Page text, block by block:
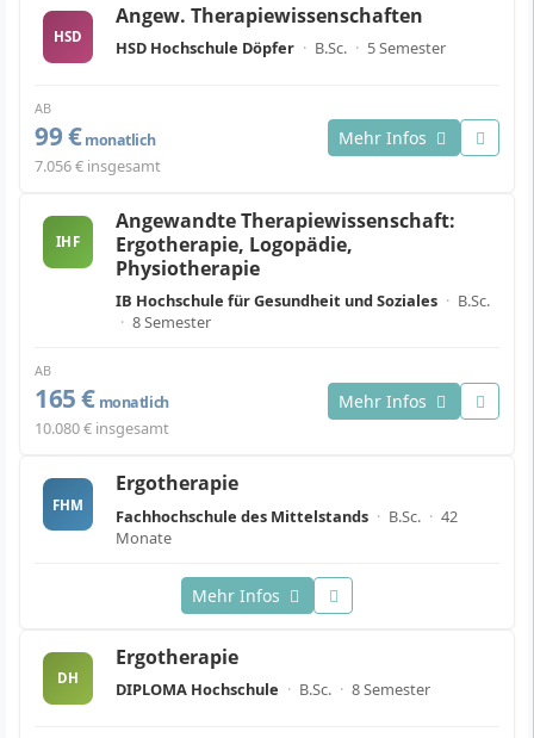
HSD
Angew. Therapiewissenschaften
HSD Hochschule Döpfer · B.Sc. · 5 Semester
AB
99 € monatlich
7.056 € insgesamt
Mehr Infos
IHF
Angewandte Therapiewissenschaft:
Ergotherapie, Logopädie,
Physiotherapie
IB Hochschule für Gesundheit und Soziales · B.Sc.
· 8 Semester
AB
165 € monatlich
10.080 € insgesamt
Mehr Infos
FHM
Ergotherapie
Fachhochschule des Mittelstands · B.Sc. · 42
Monate
Mehr Infos
DH
Ergotherapie
DIPLOMA Hochschule · B.Sc. · 8 Semester